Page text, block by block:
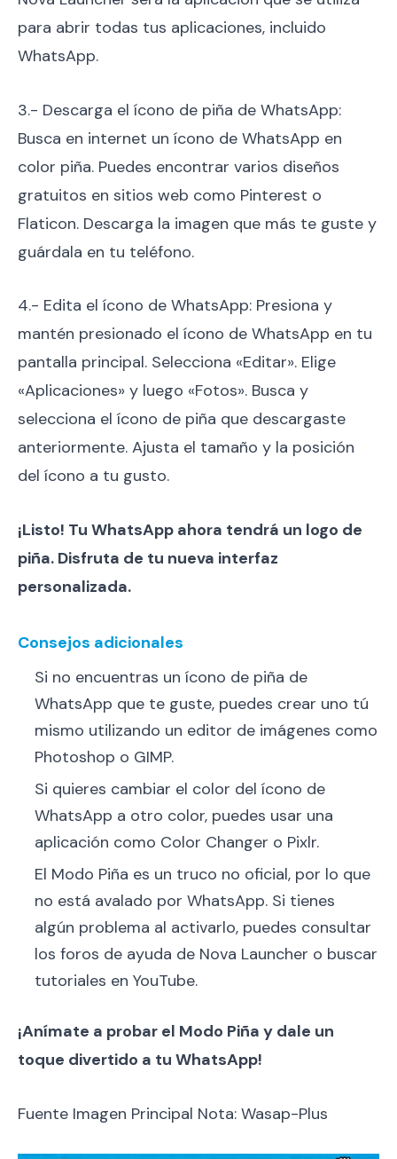
para abrir todas tus aplicaciones, incluido
WhatsApp.
3.- Descarga el ícono de piña de WhatsApp:
Busca en internet un ícono de WhatsApp en
color piña. Puedes encontrar varios diseños
gratuitos en sitios web como Pinterest o
Flaticon. Descarga la imagen que más te guste y
guárdala en tu teléfono.
4.- Edita el ícono de WhatsApp: Presiona y
mantén presionado el ícono de WhatsApp en tu
pantalla principal. Selecciona «Editar». Elige
«Aplicaciones» y luego «Fotos». Busca y
selecciona el ícono de piña que descargaste
anteriormente. Ajusta el tamaño y la posición
del ícono a tu gusto.
¡Listo! Tu WhatsApp ahora tendrá un logo de
piña. Disfruta de tu nueva interfaz
personalizada.
Consejos adicionales
Si no encuentras un ícono de piña de
WhatsApp que te guste, puedes crear uno tú
mismo utilizando un editor de imágenes como
Photoshop o GIMP.
Si quieres cambiar el color del ícono de
WhatsApp a otro color, puedes usar una
aplicación como Color Changer o Pixlr.
El Modo Piña es un truco no oficial, por lo que
no está avalado por WhatsApp. Si tienes
algún problema al activarlo, puedes consultar
los foros de ayuda de Nova Launcher o buscar
tutoriales en YouTube.
¡Anímate a probar el Modo Piña y dale un
toque divertido a tu WhatsApp!
Fuente Imagen Principal Nota: Wasap-Plus